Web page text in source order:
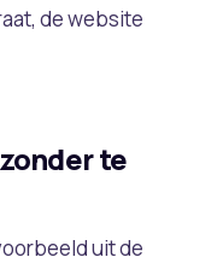
de website
te
uit de